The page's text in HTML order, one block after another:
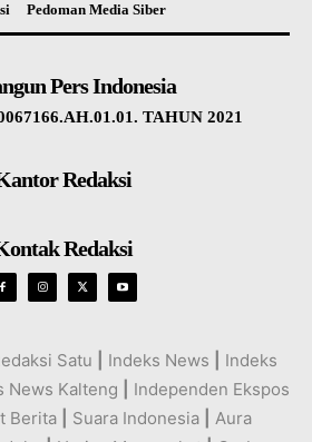
Pedoman Media Siber
Pers Indonesia
TAHUN 2021
Redaksi
Redaksi
Satu Indeks News
Indeks
News Kalteng
Independen Ekspos
Berita Suara Indonesia
Aura